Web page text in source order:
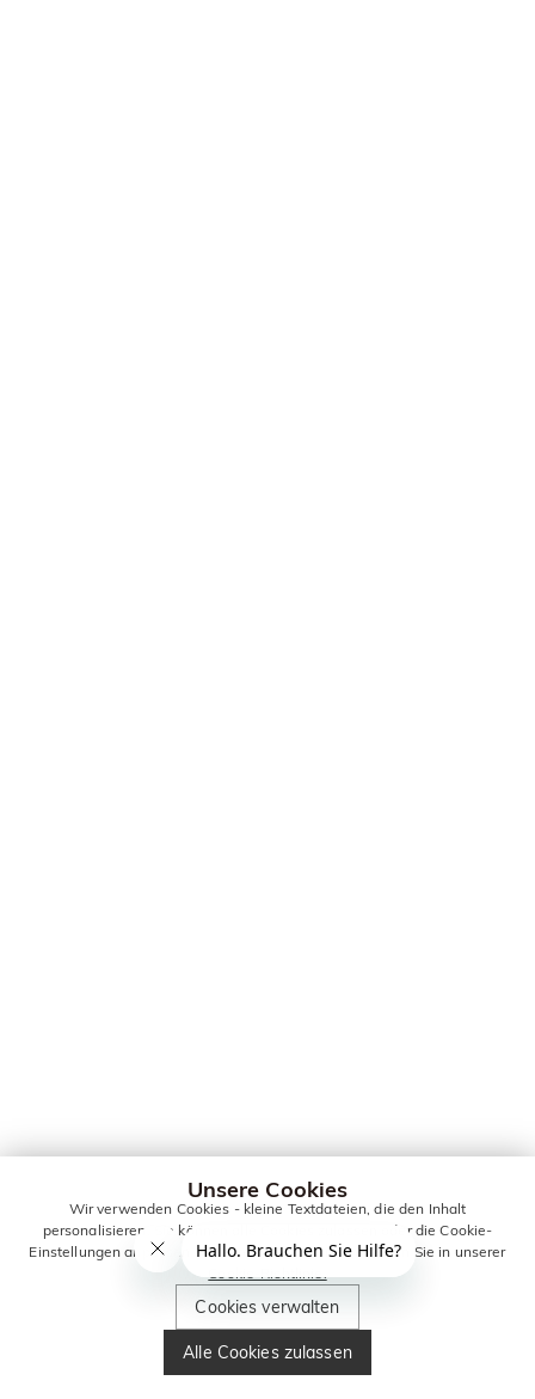
Unsere Cookies
Wir verwenden Cookies - kleine Textdateien, die den Inhalt
personalisieren. Sie können alle Cookies zulassen oder die Cookie-
Einstellungen anpassen. Weitere Informationen erhalten Sie in unserer
Cookie-Richtlinie.
Cookies verwalten
Alle Cookies zulassen